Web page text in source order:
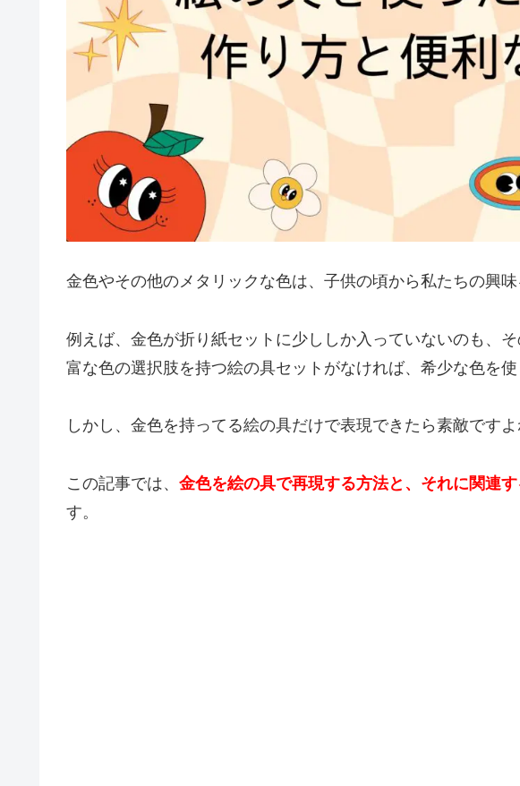
金色やその他のメタリックな色は、子供の頃から私たちの興味
例えば、金色が折り紙セットに少ししか入っていないのも、
富な色の選択肢を持つ絵の具セットがなければ、希少な色を使
しかし、金色を持ってる絵の具だけで表現できたら素敵ですよ
この記事では、 金色を絵の具で再現する方法と、それに関連
す。